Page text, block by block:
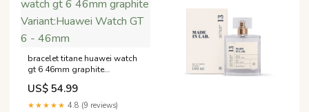
bracelet titane huawei watch
gt 6 46mm graphite
Variant:Huawei Watch GT 6 -
46mm
US$ 54.99
★★★★★ 4.8 (9 reviews)